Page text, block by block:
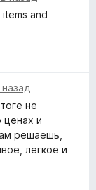
and
не
и
решаешь,
лёгкое и